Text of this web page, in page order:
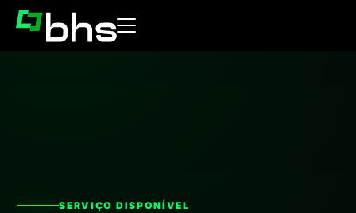
SERVIÇO DISPONÍVEL